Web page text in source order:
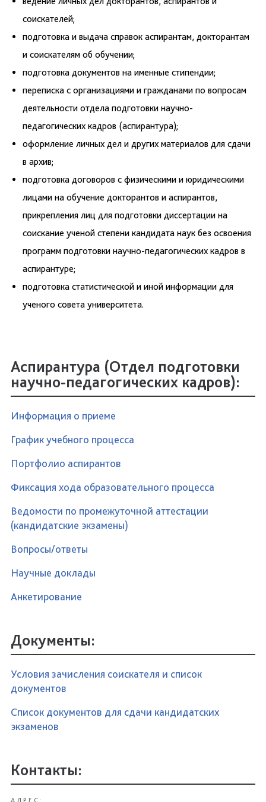
соискателей;
подготовка и выдача справок аспирантам, докторантам
и соискателям об обучении;
подготовка документов на именные стипендии;
переписка с организациями и гражданами по вопросам
деятельности отдела подготовки научно-
педагогических кадров (аспирантура);
оформление личных дел и других материалов для сдачи
в архив;
подготовка договоров с физическими и юридическими
лицами на обучение докторантов и аспирантов,
прикрепления лиц для подготовки диссертации на
соискание ученой степени кандидата наук без освоения
программ подготовки научно-педагогических кадров в
аспирантуре;
подготовка статистической и иной информации для
ученого совета университета.
Аспирантура (Отдел подготовки
научно-педагогических кадров):
Информация о приеме
График учебного процесса
Портфолио аспирантов
Фиксация хода образовательного процесса
Ведомости по промежуточной аттестации
(кандидатские экзамены)
Вопросы/ответы
Научные доклады
Анкетирование
Документы:
Условия зачисления соискателя и список
документов
Список документов для сдачи кандидатских
экзаменов
Контакты:
АДРЕС: